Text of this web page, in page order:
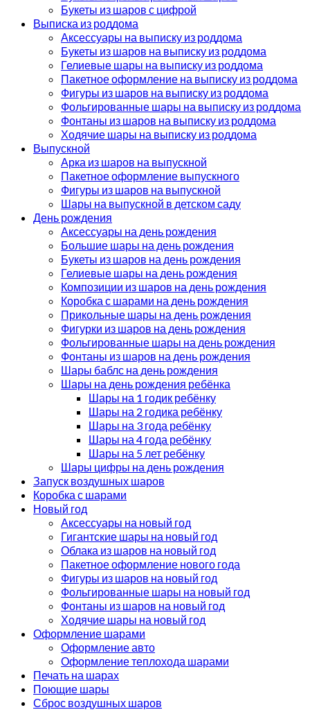
Букеты из шаров с цифрой
Выписка из роддома
Аксессуары на выписку из роддома
Букеты из шаров на выписку из роддома
Гелиевые шары на выписку из роддома
Пакетное оформление на выписку из роддома
Фигуры из шаров на выписку из роддома
Фольгированные шары на выписку из роддома
Фонтаны из шаров на выписку из роддома
Ходячие шары на выписку из роддома
Выпускной
Арка из шаров на выпускной
Пакетное оформление выпускного
Фигуры из шаров на выпускной
Шары на выпускной в детском саду
День рождения
Аксессуары на день рождения
Большие шары на день рождения
Букеты из шаров на день рождения
Гелиевые шары на день рождения
Композиции из шаров на день рождения
Коробка с шарами на день рождения
Прикольные шары на день рождения
Фигурки из шаров на день рождения
Фольгированные шары на день рождения
Фонтаны из шаров на день рождения
Шары баблс на день рождения
Шары на день рождения ребёнка
Шары на 1 годик ребёнку
Шары на 2 годика ребёнку
Шары на 3 года ребёнку
Шары на 4 года ребёнку
Шары на 5 лет ребёнку
Шары цифры на день рождения
Запуск воздушных шаров
Коробка с шарами
Новый год
Аксессуары на новый год
Гигантские шары на новый год
Облака из шаров на новый год
Пакетное оформление нового года
Фигуры из шаров на новый год
Фольгированные шары на новый год
Фонтаны из шаров на новый год
Ходячие шары на новый год
Оформление шарами
Оформление авто
Оформление теплохода шарами
Печать на шарах
Поющие шары
Сброс воздушных шаров